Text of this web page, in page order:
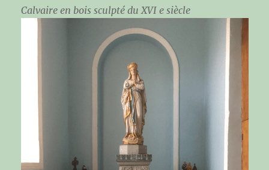
Calvaire en bois sculpté du XVI e siècle